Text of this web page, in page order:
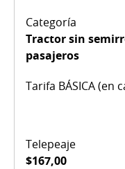
Tractor sin
pasajeros
$167,00